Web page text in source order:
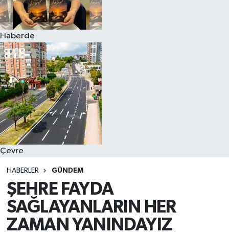
Haberde
Çevre
HABERLER GÜNDEM
ŞEHRE FAYDA
SAĞLAYANLARIN HER
ZAMAN YANINDAYIZ